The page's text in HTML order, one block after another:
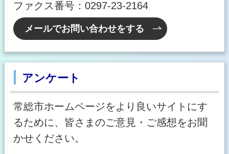
ファクス番号：0297-23-2164
メールでお問い合わせをする
アンケート
常総市ホームページをより良いサイトにす
るために、皆さまのご意見・ご感想をお聞
かせください。